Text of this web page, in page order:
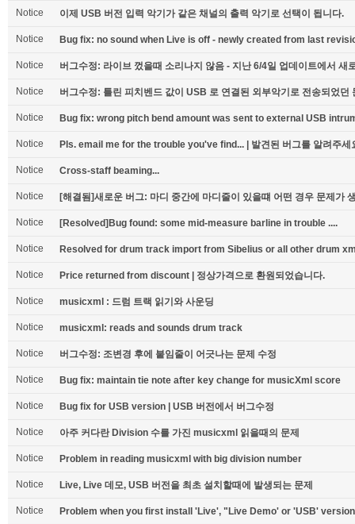
Notice 이제 USB 버전 입력 악기가 같은 채널의 출력 악기로 선택이 됩니다.
Notice Bug fix: no sound when Live is off - newly created from last
Notice 버그수정: 라이브 껐을때 소리나지 않음 - 지난 6/4일 업데이트에서 새
Notice 버그수정: 틀린 피치벤드 값이 USB 로 연결된 외부악기로 전송되었던
Notice Bug fix: wrong pitch bend amount was sent to external USB
Notice Pls. email me for the trouble you've find... | 발견된 버그를 알려주세
Notice Cross-staff beaming...
Notice [해결됨]새로운 버그: 마디 중간에 마디줄이 있을떄 어떤 경우 문제가
Notice [Resolved]Bug found: some mid-measure barline in trouble ....
Notice Resolved for drum track import from Sibelius or all other drum
Notice Price returned from discount | 정상가격으로 환원되었습니다.
Notice musicxml : 드럼 트랙 읽기와 사운딩
Notice musicxml: reads and sounds drum track
Notice 버그수정: 조변경 후에 붙임줄이 어긋나는 문제 수정
Notice Bug fix: maintain tie note after key change for musicXml score
Notice Bug fix for USB version | USB 버전에서 버그수정
Notice 아주 커다란 Division 수를 가진 musicxml 읽을때의 문제
Notice Problem in reading musicxml with big division number
Notice Live, Live 데모, USB 버전을 최초 설치할때에 발생되는 문제
Notice Problem when you first install 'Live', "Live Demo' or 'USB'